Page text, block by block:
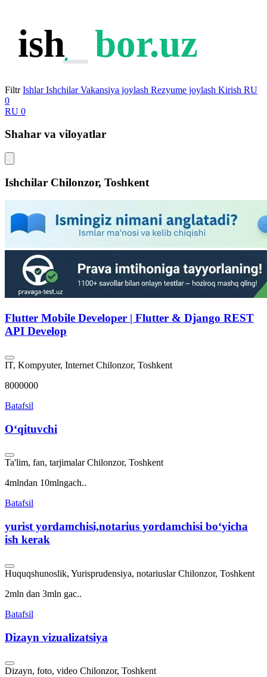
ish bor.uz
Filtr Ishlar Ishchilar Vakansiya joylash Rezyume joylash Kirish RU
0
RU 0
Shahar va viloyatlar
Ishchilar Chilonzor, Toshkent
Flutter Mobile Developer | Flutter & Django REST
API Develop
IT, Kompyuter, Internet Chilonzor, Toshkent
8000000
Batafsil
Oʻqituvchi
Ta'lim, fan, tarjimalar Chilonzor, Toshkent
4mlndan 10mlngach..
Batafsil
yurist yordamchisi,notarius yordamchisi bo‘yicha
ish kerak
Huquqshunoslik, Yurisprudensiya, notariuslar Chilonzor, Toshkent
2mln dan 3mln gac..
Batafsil
Dizayn vizualizatsiya
Dizayn, foto, video Chilonzor, Toshkent